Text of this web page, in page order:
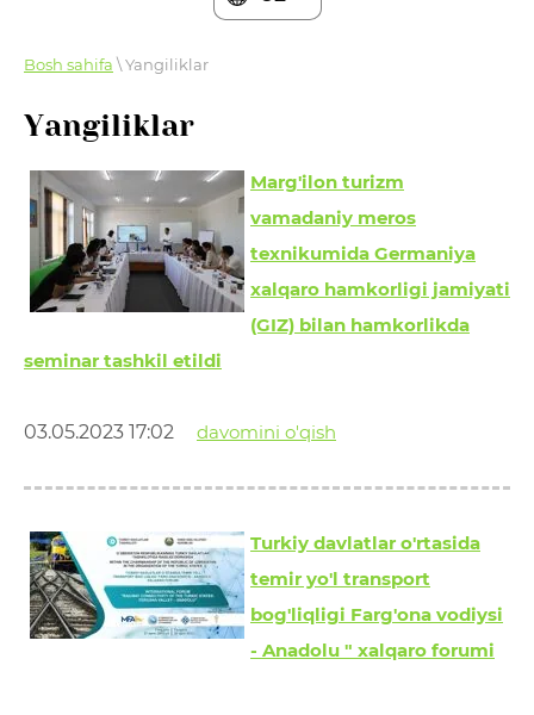
Bosh sahifa \ Yangiliklar
Yangiliklar
Marg'ilon turizm
vamadaniy meros
texnikumida Germaniya
xalqaro hamkorligi jamiyati
(GIZ) bilan hamkorlikda
seminar tashkil etildi
03.05.2023 17:02 davomini o'qish
Turkiy davlatlar o'rtasida
temir yo'l transport
bog'liqligi Farg'ona vodiysi
- Anadolu " xalqaro forumi